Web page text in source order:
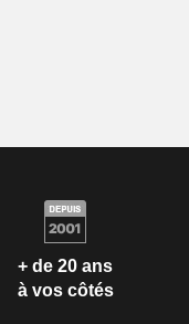
+ de 20 ans
à vos côtés